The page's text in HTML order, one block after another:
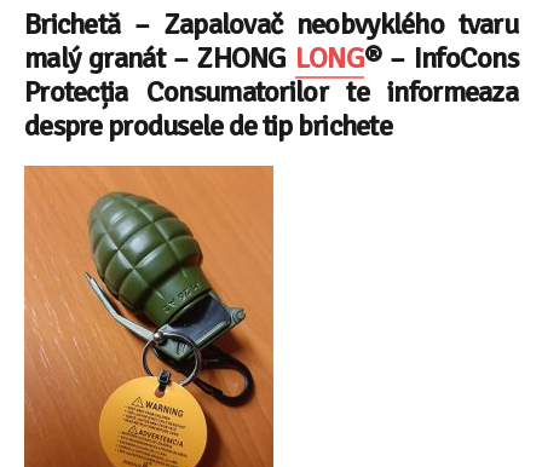
Brichetă – Zapalovač neobvyklého tvaru
malý granát – ZHONG LONG® – InfoCons
Protecția Consumatorilor te informeaza
despre produsele de tip brichete